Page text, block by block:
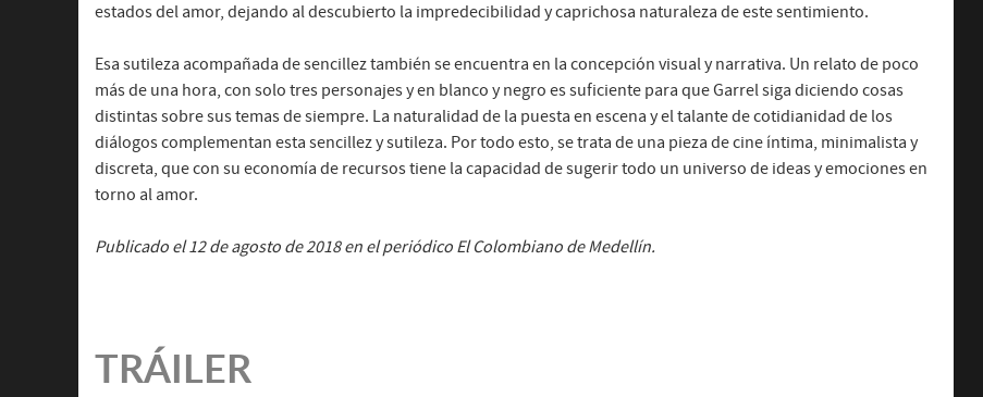
estados del amor, dejando al descubierto la impredecibilidad y caprichosa naturaleza de este sentimiento.
Esa sutileza acompañada de sencillez también se encuentra en la concepción visual y narrativa. Un relato de poco
más de una hora, con solo tres personajes y en blanco y negro es suficiente para que Garrel siga diciendo cosas
distintas sobre sus temas de siempre. La naturalidad de la puesta en escena y el talante de cotidianidad de los
diálogos complementan esta sencillez y sutileza. Por todo esto, se trata de una pieza de cine íntima, minimalista y
discreta, que con su economía de recursos tiene la capacidad de sugerir todo un universo de ideas y emociones en
torno al amor.
Publicado el 12 de agosto de 2018 en el periódico El Colombiano de Medellín.
TRÁILER